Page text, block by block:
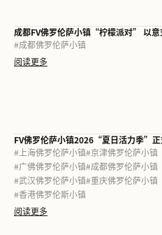
#成都佛罗伦萨小镇
阅读更多
# 上海佛罗伦萨小镇#京津佛罗伦萨小镇
#广佛佛罗伦萨小镇#成都佛罗伦萨小镇
#武汉佛罗伦萨小镇#重庆佛罗伦萨小镇
#香港佛罗伦斯小镇
阅读更多